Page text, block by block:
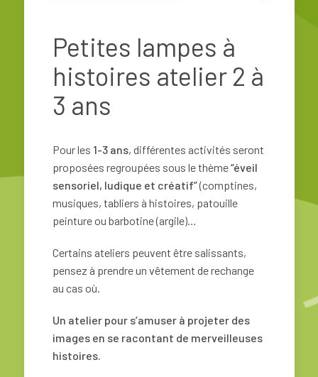
Petites lampes à
histoires atelier 2 à
3 ans
Pour les 1-3 ans, différentes activités seront
proposées regroupées sous le thème“éveil
sensoriel, ludique et créatif”(comptines,
musiques, tabliers à histoires, patouille
peinture ou barbotine (argile)…
Certains ateliers peuvent être salissants,
pensez à prendre un vêtement de rechange
au cas où.
Un atelier pour s’amuser à projeter des
images en se racontant de merveilleuses
histoires.